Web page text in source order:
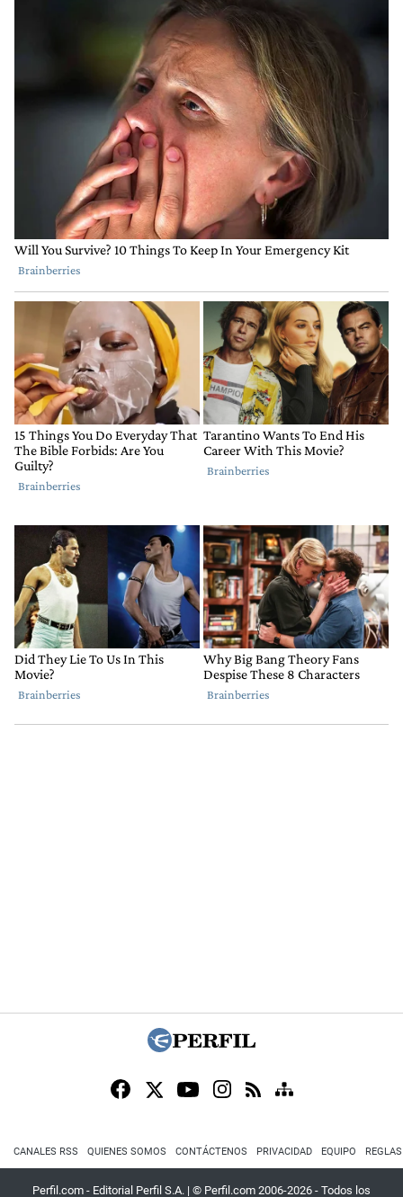
CANALES RSS QUIENES SOMOS CONTÁCTENOS PRIVACIDAD EQUIPO
Perfil.com - Editorial Perfil S.A. | © Perfil.com 2006-2026 - Todos los